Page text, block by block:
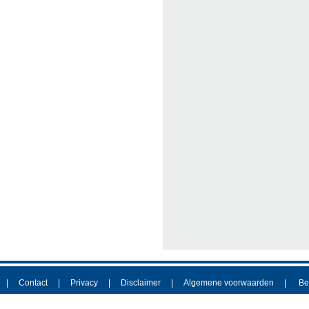
Contact Privacy Disclaimer Algemene voorwaarden